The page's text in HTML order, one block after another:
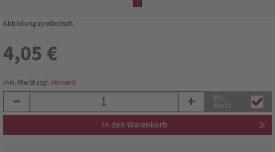
Abbildung symbolisch.
4,05 €
inkl. MwSt zzgl.Versand
Mit
MwSt
In den Warenkorb